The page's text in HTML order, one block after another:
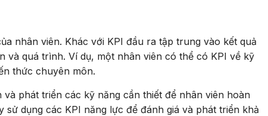
nhân viên. Khác với KPI đầu ra tập trung vào kết quả
quá trình. Ví dụ, một nhân viên có thể có KPI về kỹ
thức chuyên môn.
phát triển các kỹ năng cần thiết để nhân viên hoàn
dụng các KPI năng lực để đánh giá và phát triển khả